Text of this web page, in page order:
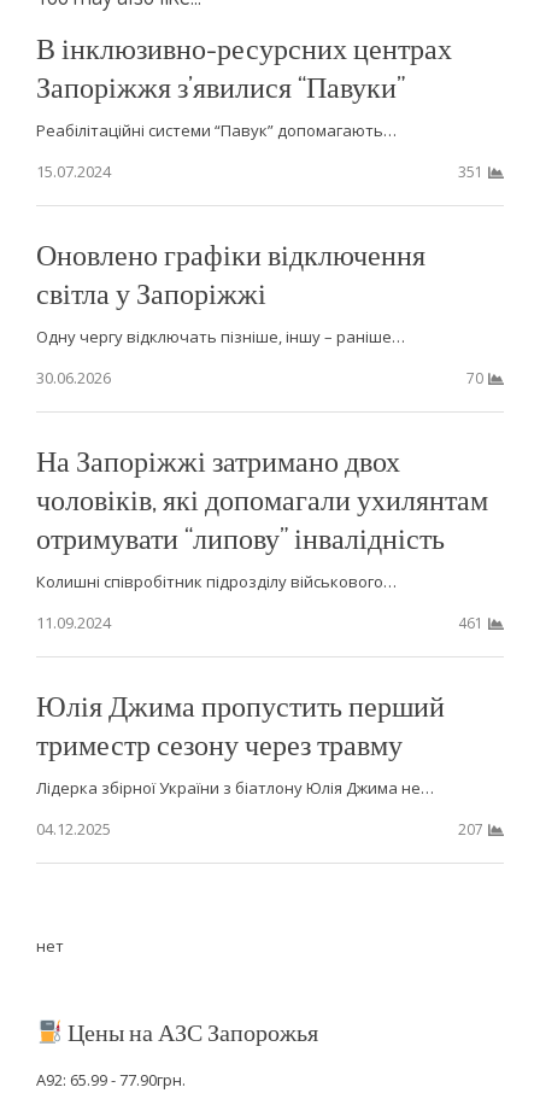
В інклюзивно-ресурсних центрах
Запоріжжя з’явилися “Павуки”
Реабілітаційні системи “Павук” допомагають…
15.07.2024
351
Оновлено графіки відключення
світла у Запоріжжі
Одну чергу відключать пізніше, іншу – раніше…
30.06.2026
70
На Запоріжжі затримано двох
чоловіків, які допомагали ухилянтам
отримувати “липову” інвалідність
Колишні співробітник підрозділу військового…
11.09.2024
461
Юлія Джима пропустить перший
триместр сезону через травму
Лідерка збірної України з біатлону Юлія Джима не…
04.12.2025
207
нет
Цены на АЗС Запорожья
А92: 65.99 - 77.90грн.